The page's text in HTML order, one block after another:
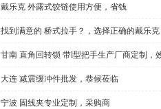
戴乐克 外露式铰链使用方便，省钱
找到满意的 桥式拉手？，选择正确的戴乐克
甘南 直角回转锁 带l型把手生产厂商定制，
大连 减震缓冲件批发，恭候莅临
宁波 固线夹专业定制，采购商